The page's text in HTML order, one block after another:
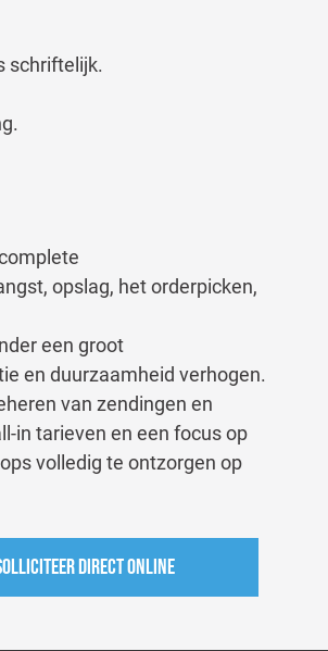
schriftelijk.
opslag, het orderpicken,
een groot
en duurzaamheid verhogen.
van zendingen en
in tarieven en een focus op
volledig te ontzorgen op
direct online